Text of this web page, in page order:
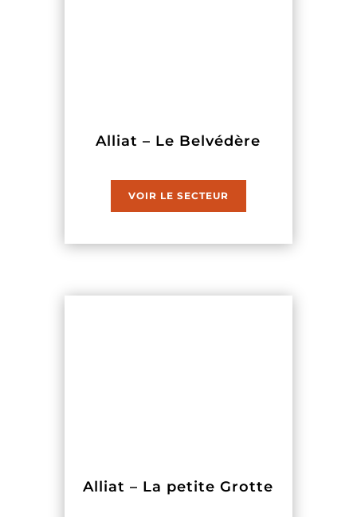
Alliat – Le Belvédère
VOIR LE SECTEUR
Alliat – La petite Grotte